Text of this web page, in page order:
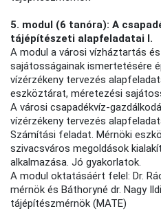
5. modul (6 tanóra): A
tájépítészeti alapfeladatai I.
A modul a városi vízháztartás
sajátosságainak ismertetésére
vízérzékeny tervezés
eszköztárat, méretezési
A városi csapadékvíz-
vízérzékeny tervezés
Számítási feladat. Mérnöki
szivacsváros megoldások
alkalmazása. Jó gyakorlatok.
A modul oktatásáért felel: Dr.
mérnök és Báthoryné dr. Nagy
tájépítészmérnök (MATE)